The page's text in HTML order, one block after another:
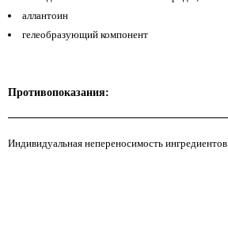
аллантоин
гелеобразующий компонент
Противопоказания:
Индивидуальная непереносимость ингредиентов.